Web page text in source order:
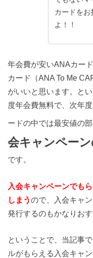
カードを
よ！！
年会費が安いANAカー
カード（ANA To Me
がいいと思います。と
度年会費無料で、次年
ードの中では最安値の
会キャンペー
です。
入会キャンペーンでも
しまうので、入会キャ
発行するのもかなりおす
ということで、当記事
ルがもらえる入会キャ